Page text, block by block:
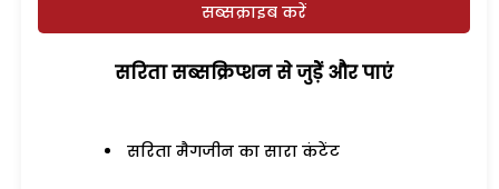
सब्सक्राइब करें
सरिता सब्सक्रिप्शन से जुड़ेें और पाएं
सरिता मैगजीन का सारा कंटेंट